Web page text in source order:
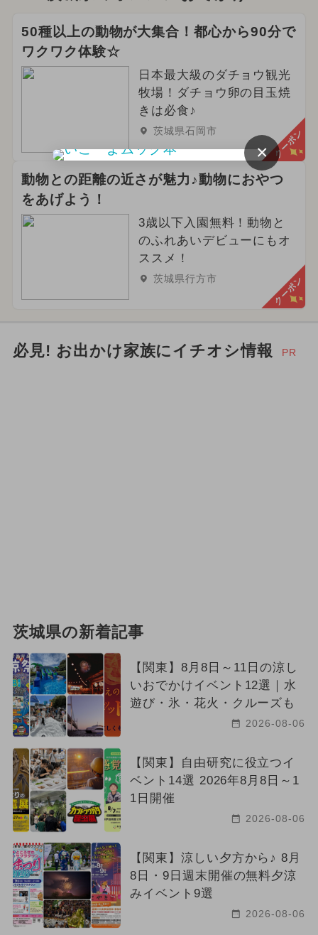
50種以上の動物が大集合！都心から90分で
ワクワク体験☆
日本最大級のダチョウ観光
牧場！ダチョウ卵の目玉焼
きは必食♪
茨城県石岡市 クーポン
動物との距離の近さが魅力♪動物におやつ
をあげよう！
3歳以下入園無料！動物と
のふれあいデビューにもオ
ススメ！
茨城県行方市 クーポン
必見! お出かけ家族にイチオシ情報 PR
茨城県の新着記事
【関東】8月8日～11日の涼し
いおでかけイベント12選｜水
遊び・氷・花火・クルーズも
2026-08-06
【関東】自由研究に役立つイ
ベント14選 2026年8月8日～1
1日開催
2026-08-06
【関東】涼しい夕方から♪ 8月
8日・9日週末開催の無料夕涼
みイベント9選
2026-08-06
×